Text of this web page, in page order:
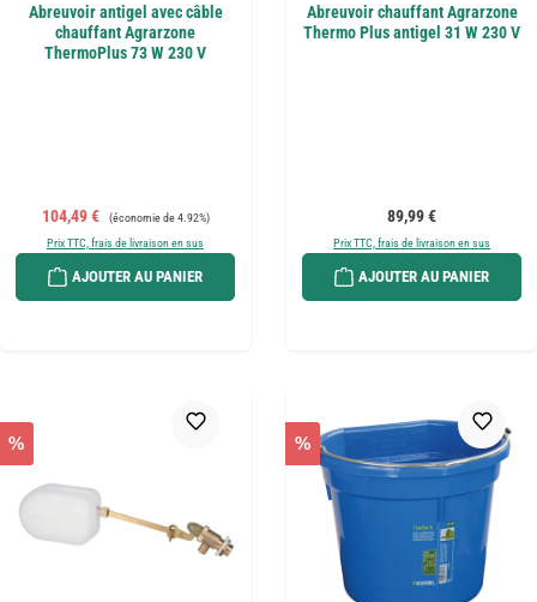
Abreuvoir antigel avec câble
chauffant Agrarzone
ThermoPlus 73 W 230 V
Prix de vente :
104,49 € Prix régulier :
(économie de 4.92%)
Prix TTC, frais de livraison en sus
AJOUTER AU PANIER
Abreuvoir chauffant Agrarzone
Thermo Plus antigel 31 W 230 V
Prix régulier :
89,99 €
Prix TTC, frais de livraison en sus
AJOUTER AU PANIER
% %